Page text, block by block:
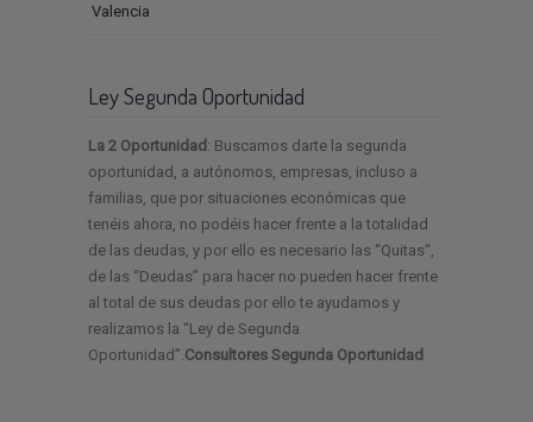
Valencia
Ley Segunda Oportunidad
La 2 Oportunidad : Buscamos darte la segunda
oportunidad, a autónomos, empresas, incluso a
familias, que por situaciones económicas que
tenéis ahora, no podéis hacer frente a la totalidad
de las deudas, y por ello es necesario las “Quitas“,
de las “Deudas” para hacer no pueden hacer frente
al total de sus deudas por ello te ayudamos y
realizamos la “Ley de Segunda
Oportunidad”. Consultores Segunda Oportunidad